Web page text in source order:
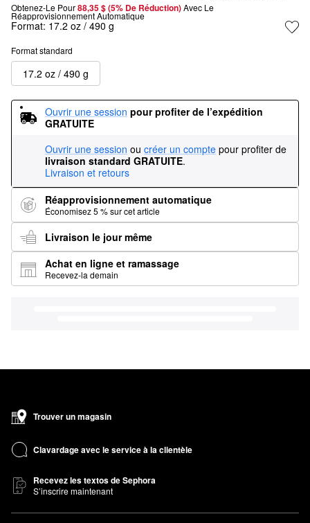
Obtenez-Le Pour88,35 $ (5% De Réduction) Avec Le
Réapprovisionnement Automatique
Format: 17.2 oz / 490 g
Format standard
17.2 oz / 490 g
Ouvrir une session pour profiter de l’expédition
GRATUITE
Ouvrir une session ou créer un compte pour profiter de
livraison standard GRATUITE.
Livraison et retours
Réapprovisionnement automatique
Économisez 5 % sur cet article
Livraison le jour même
Achat en ligne et ramassage
Recevez-la demain
Trouver un magasin
Clavardage avec le service à la clientèle
Recevez les textos de Sephora
S’inscrire maintenant